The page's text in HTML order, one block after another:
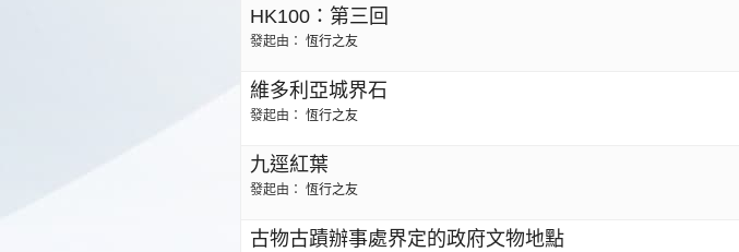
HK100：第三回
發起由： 恆行之友
維多利亞城界石
發起由： 恆行之友
九逕紅葉
發起由： 恆行之友
古物古蹟辦事處界定的政府文物地點